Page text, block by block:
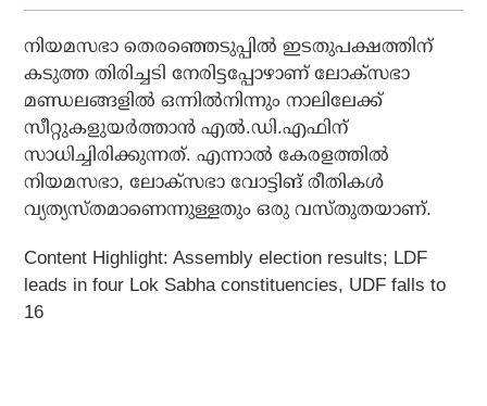
നിയമസഭാ തെരഞ്ഞെടുപ്പിൽ ഇടതുപക്ഷത്തിന്
കടുത്ത തിരിച്ചടി നേരിട്ടപ്പോഴാണ് ലോക്സഭാ
മണ്ഡലങ്ങളിൽ ഒന്നിൽനിന്നും നാലിലേക്ക്
സീറ്റുകളുയർത്താൻ എൽ.ഡി.എഫിന്
സാധിച്ചിരിക്കുന്നത്. എന്നാൽ കേരളത്തിൽ
നിയമസഭാ, ലോക്സഭാ വോട്ടിങ് രീതികൾ
വ്യത്യസ്തമാണെന്നുള്ളതും ഒരു വസ്തുതയാണ്.
Content Highlight: Assembly election results; LDF
leads in four Lok Sabha constituencies, UDF falls to
16